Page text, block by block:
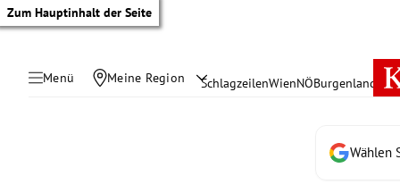
Zum Hauptinhalt der Seite
Menü Meine Region SchlagzeilenWienNÖBurgenland
Wählen